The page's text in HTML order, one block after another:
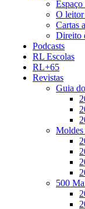
Espaço
O leitor
Cartas
Direito
Podcasts
RL Escolas
RL+65
Revistas
Guia
Moldes
500